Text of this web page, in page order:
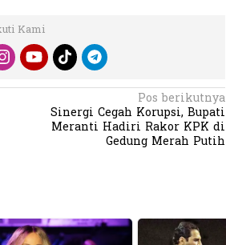
Kami
Pos berikutnya
Sinergi Cegah Korupsi, Bupati
Meranti Hadiri Rakor KPK di
Gedung Merah Putih
dalam
Internasional
2024